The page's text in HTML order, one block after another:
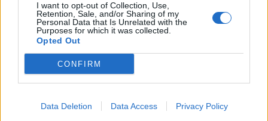
I want to opt-out of Collection, Use,
Retention, Sale, and/or Sharing of my
Personal Data that Is Unrelated with the
Purposes for which it was collected.
Opted Out
CONFIRM
Data Deletion Data Access Privacy Policy